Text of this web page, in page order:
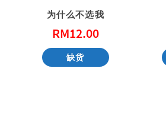
为什么不选我
RM12.00
缺货